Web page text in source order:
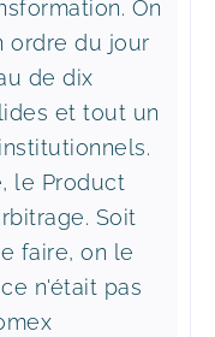
On
ordre du jour
de dix
et tout un
le Product
Soit
faire, on le
n'était pas